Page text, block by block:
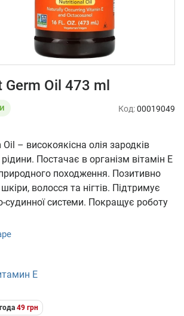
Germ Oil 473 ml
Код:00019049
Oil – високоякісна олія зародків
Постачає в організм вітамін Е
походження. Позитивно
волосся та нігтів. Підтримує
судинної системи. Покращує роботу
Е
49 грн